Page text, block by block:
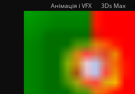
Анімація і VFX
3Ds Max